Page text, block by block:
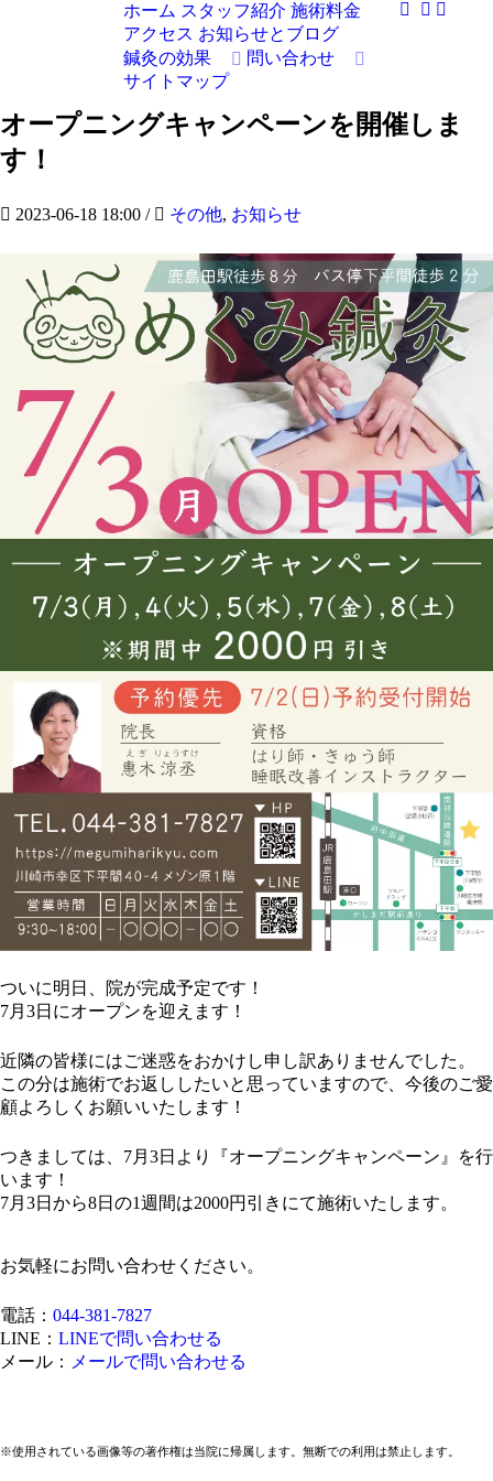
ホーム スタッフ紹介 施術料金
アクセス お知らせとブログ
鍼灸の効果
問い合わせ
サイトマップ
オープニングキャンペーンを開催しま
す！
2023-06-18 18:00 / その他, お知らせ
ついに明日、院が完成予定です！
7月3日にオープンを迎えます！
近隣の皆様にはご迷惑をおかけし申し訳ありませんでした。
この分は施術でお返ししたいと思っていますので、今後のご愛
顧よろしくお願いいたします！
つきましては、7月3日より『オープニングキャンペーン』を行
います！
7月3日から8日の1週間は2000円引きにて施術いたします。
お気軽にお問い合わせください。
電話： 044-381-7827
LINE： LINEで問い合わせる
メール：
メールで問い合わせる
※使用されている画像等の著作権は当院に帰属します。無断での利用は禁止します。